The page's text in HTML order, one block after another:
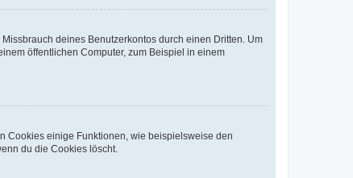
deines Benutzerkontos durch einen Dritten. Um
öffentlichen Computer, zum Beispiel in einem
Cookies einige Funktionen, wie beispielsweise den
du die Cookies löscht.